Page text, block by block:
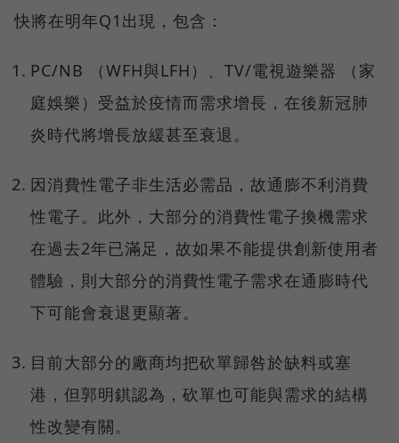
快將在明年Q1出現，包含：
PC/NB （WFH與LFH）、TV/電視遊樂器 （家
庭娛樂）受益於疫情而需求增長，在後新冠肺
炎時代將增長放緩甚至衰退。
因消費性電子非生活必需品，故通膨不利消費
性電子。此外，大部分的消費性電子換機需求
在過去2年已滿足，故如果不能提供創新使用者
體驗，則大部分的消費性電子需求在通膨時代
下可能會衰退更顯著。
目前大部分的廠商均把砍單歸咎於缺料或塞
港，但郭明錤認為，砍單也可能與需求的結構
性改變有關。